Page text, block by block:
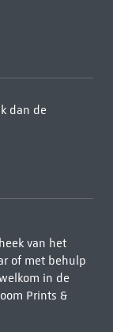
dan de
van het
of met behulp
in de
Prints &